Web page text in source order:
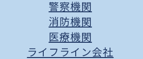
警察機関
消防機関
医療機関
ライフライン会社